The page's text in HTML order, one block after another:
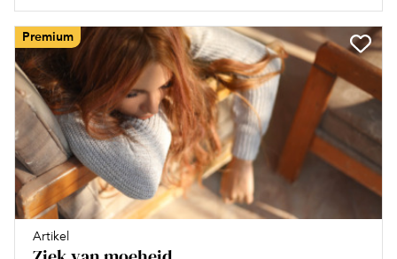
Premium
Artikel